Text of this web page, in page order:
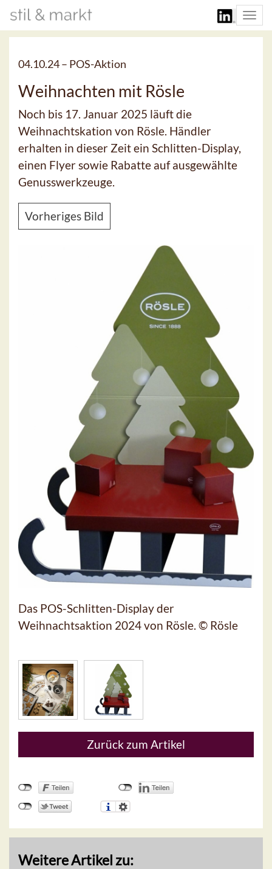
04.10.24 – POS-Aktion
Weihnachten mit Rösle
Noch bis 17. Januar 2025 läuft die
Weihnachtskation von Rösle. Händler
erhalten in dieser Zeit ein Schlitten-Display,
einen Flyer sowie Rabatte auf ausgewählte
Genusswerkzeuge.
Vorheriges Bild
Das POS-Schlitten-Display der
Weihnachtsaktion 2024 von Rösle. © Rösle
Zurück zum Artikel
Weitere Artikel zu: